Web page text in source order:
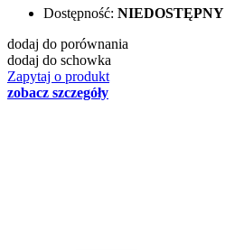
Dostępność: NIEDOSTĘPNY
dodaj do porównania
dodaj do schowka
Zapytaj o produkt
zobacz szczegóły